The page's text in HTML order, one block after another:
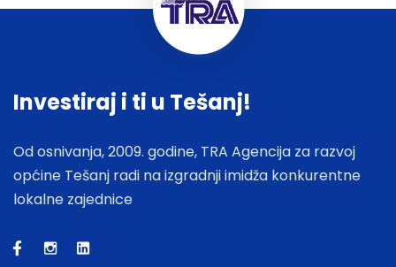
Investiraj i ti u Tešanj!
Od osnivanja, 2009. godine, TRA Agencija za razvoj
općine Tešanj radi na izgradnji imidža konkurentne
lokalne zajednice